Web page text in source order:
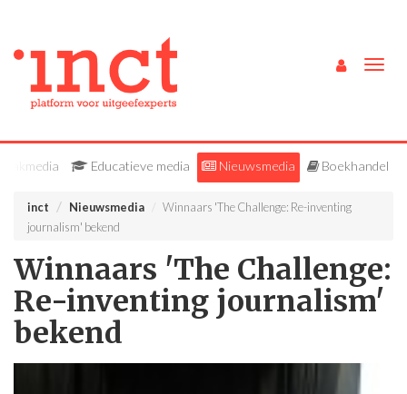
Vakmedia Educatieve media Nieuwsmedia Boekhandel
inct Nieuwsmedia
Winnaars 'The Challenge: Re-inventing
journalism' bekend
Winnaars 'The Challenge:
Re-inventing journalism'
bekend